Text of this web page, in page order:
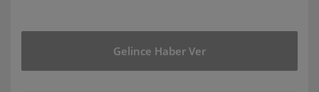
Gelince Haber Ver